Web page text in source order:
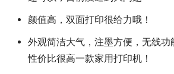
颜值高，双面打印很给力哦！
外观简洁大气，注墨方便，无线功
性价比很高一款家用打印机！